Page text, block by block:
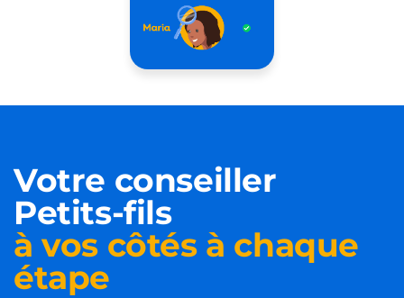
Votre conseiller
Petits-fils
à vos côtés à chaque
étape